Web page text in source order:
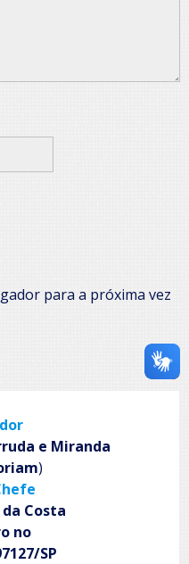
para a próxima vez
e Miranda
)
Costa
no
SP